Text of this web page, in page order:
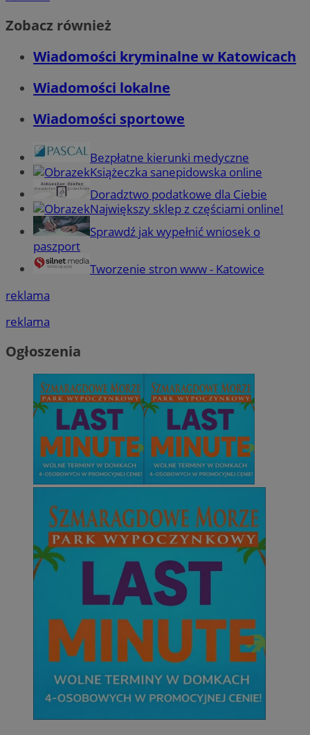
Zobacz również
Wiadomości kryminalne w Katowicach
Wiadomości lokalne
Wiadomości sportowe
Bezpłatne kierunki medyczne
Książeczka sanepidowska online
Doradztwo podatkowe dla Ciebie
Największy sklep z częściami online!
Sprawdź jak wypełnić wniosek o
paszport
Tworzenie stron www - Katowice
reklama
reklama
Ogłoszenia